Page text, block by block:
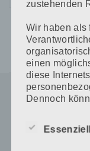
zustehenden
Wir haben als
einen
diese
Dennoch
absoluter
Essenziell